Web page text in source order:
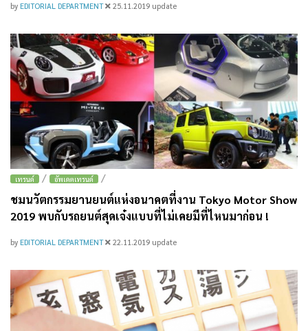
by EDITORIAL DEPARTMENT 25.11.2019 update
เทรนด์ / อัพเดตเทรนด์ /
ชมนวัตกรรมยานยนต์แห่งอนาคตที่งาน Tokyo Motor Show
2019 พบกับรถยนต์สุดเจ๋งแบบที่ไม่เคยมีที่ไหนมาก่อน !
by EDITORIAL DEPARTMENT 22.11.2019 update